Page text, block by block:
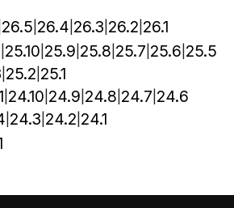
26.5 26.4 26.3 26.2 26.1
25.10 25.9 25.8 25.7 25.6 25.5
25.2 25.1
24.10 24.9 24.8 24.7 24.6
24.3 24.2 24.1